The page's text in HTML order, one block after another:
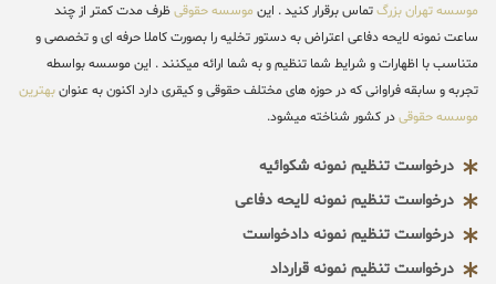
موسسه تهران بزرگتماس برقرار کنید . این موسسه حقوقیظرف مدت کمتر از چند
ساعت نمونه لایحه دفاعی اعتراض به دستور تخلیه را بصورت کاملا حرفه ای و تخصصی و
متناسب با اظهارات و شرایط شما تنظیم و به شما ارائه میکنند . این موسسه بواسطه
تجربه و سابقه فراوانی که در حوزه های مختلف حقوقی و کیقری دارد اکنون به عنوانبهترین
موسسه حقوقیدر کشور شناخته میشود.
درخواست تنظیم نمونه شکوائیه
درخواست تنظیم نمونه لایحه دفاعی
درخواست تنظیم نمونه دادخواست
درخواست تنظیم نمونه قرارداد